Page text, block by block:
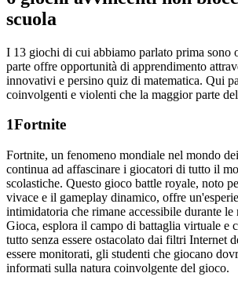
scuola
I 13 giochi di cui abbiamo parlato prima sono
parte offre opportunità di apprendimento
innovativi e persino quiz di matematica. Qui
coinvolgenti e violenti che la maggior parte
1Fortnite
Fortnite, un fenomeno mondiale nel mondo
continua ad affascinare i giocatori di tutto il
scolastiche. Questo gioco battle royale, noto
vivace e il gameplay dinamico, offre
intimidatoria che rimane accessibile durante le
Gioca, esplora il campo di battaglia virtuale e
tutto senza essere ostacolato dai filtri Internet
essere monitorati, gli studenti che giocano
informati sulla natura coinvolgente del gioco.